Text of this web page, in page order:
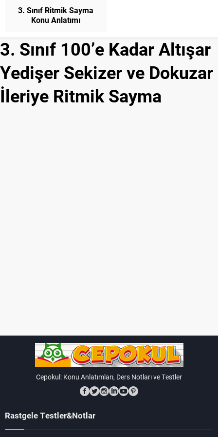
3. Sınıf Ritmik Sayma
Konu Anlatımı
3. Sınıf 100’e Kadar Altışar
Yedişer Sekizer ve Dokuzar
İleriye Ritmik Sayma
Cepokul: Konu Anlatımları, Ders Notları ve Testler
Rastgele Testler&Notlar